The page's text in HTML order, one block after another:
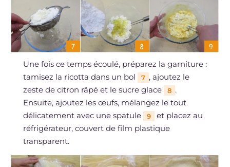
Une fois ce temps écoulé, préparez la garniture :
tamisez la ricotta dans un bol
7 , ajoutez le
zeste de citron râpé et le sucre glace
8 .
Ensuite, ajoutez les œufs, mélangez le tout
délicatement avec une spatule
9
et placez au
réfrigérateur, couvert de film plastique
transparent.